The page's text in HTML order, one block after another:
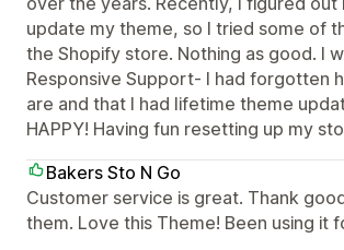
update my theme, so I tried some of
the Shopify store. Nothing as good. I
Responsive Support- I had forgotten
are and that I had lifetime theme
HAPPY! Having fun resetting up my
Bakers Sto N Go
Customer service is great. Thank
them. Love this Theme! Been using it